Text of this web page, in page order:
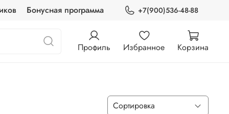
Бонусная программа +7(900)536-48-88
Профиль Избранное Корзина